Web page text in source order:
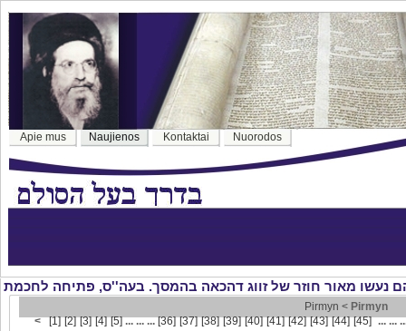
Apie mus Naujienos Kontaktai Nuorodos
Pirmyn < Pirmyn
<[1] [2] [3] [4] [5]... ... ...[36] [37] [38] [39] [40] [41] [42] [43] [44] [45] ... ...